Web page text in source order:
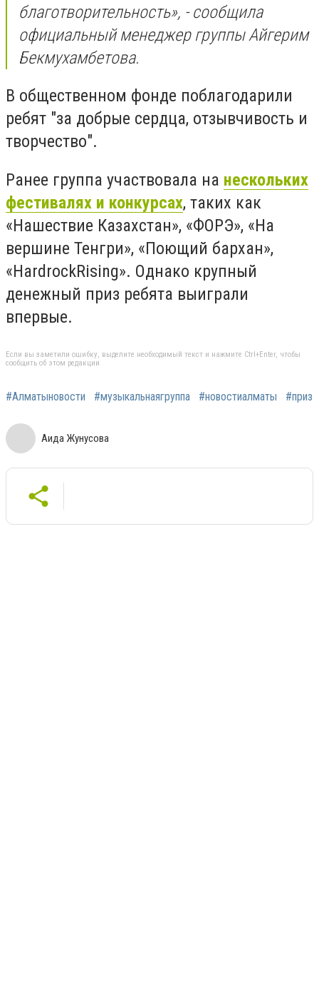
благотворительность», - сообщила
официальный менеджер группы Айгерим
Бекмухамбетова.
В общественном фонде поблагодарили
ребят "за добрые сердца, отзывчивость и
творчество".
Ранее группа участвовала на нескольких
фестивалях и конкурсах, таких как
«Нашествие Казахстан», «ФОРЭ», «На
вершине Тенгри», «Поющий бархан»,
«HardrockRising». Однако крупный
денежный приз ребята выиграли
впервые.
Если вы заметили ошибку, выделите необходимый текст и нажмите Ctrl+Enter, чтобы
сообщить об этом редакции
#Алматыновости #музыкальнаягруппа #новостиалматы #приз
Аида Жунусова